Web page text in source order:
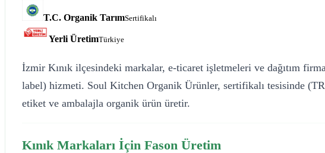
T.C. Organik TarımSertifikalı
Yerli ÜretimTürkiye
İzmir Kınık ilçesindeki markalar, e-ticaret işletmeleri ve dağıtım
label) hizmeti. Soul Kitchen Organik Ürünler, sertifikalı tesisinde
etiket ve ambalajla organik ürün üretir.
Kınık Markaları İçin Fason Üretim